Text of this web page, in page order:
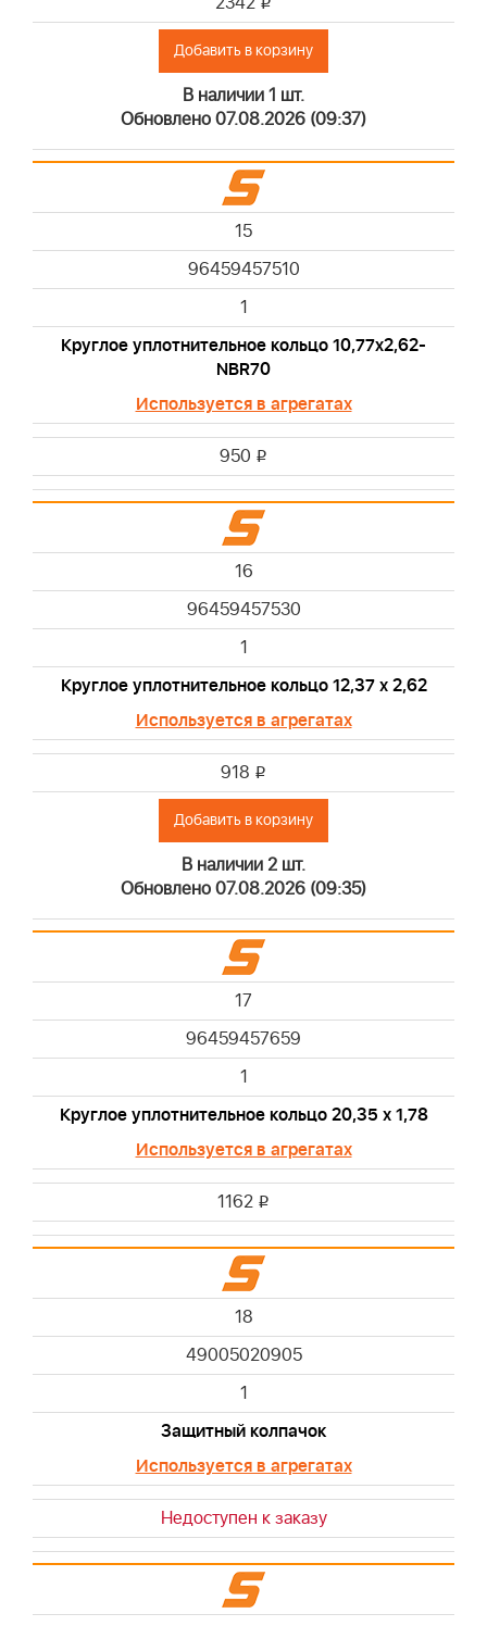
Добавить в корзину
В наличии 1 шт.
Обновлено 07.08.2026 (09:37)
15
96459457510
1
Круглое уплотнительное кольцо 10,77x2,62-
NBR70
Используется в агрегатах
950 i
16
96459457530
1
Круглое уплотнительное кольцо 12,37 х 2,62
Используется в агрегатах
918 i
Добавить в корзину
В наличии 2 шт.
Обновлено 07.08.2026 (09:35)
17
96459457659
1
Круглое уплотнительное кольцо 20,35 х 1,78
Используется в агрегатах
1162 i
18
49005020905
1
Защитный колпачок
Используется в агрегатах
Недоступен к заказу